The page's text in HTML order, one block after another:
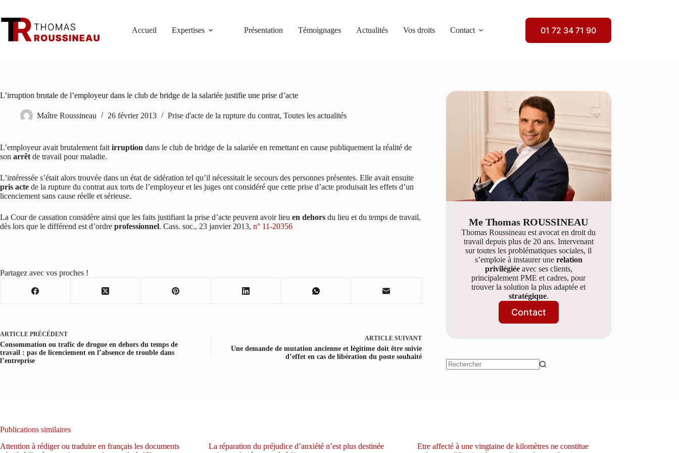
contenu
Accueil
Expertises Présentation Témoignages Actualités Vos droits Contact 01 72 34 71 90
L’irruption brutale de l’employeur dans le club de bridge de la salariée justifie une prise d’acte
Maître Roussineau 26 février 2013 Prise d'acte de la rupture du contrat, Toutes les actualités
L’employeur avait brutalement fait irruption dans le club de bridge de la salariée en remettant en cause publiquement la réalité de
son arrêt de travail pour maladie.
L’intéressée s’était alors trouvée dans un état de sidération tel qu’il nécessitait le secours des personnes présentes. Elle avait ensuite
pris acte de la rupture du contrat aux torts de l’employeur et les juges ont considéré que cette prise d’acte produisait les effets d’un
licenciement sans cause réelle et sérieuse.
La Cour de cassation considère ainsi que les faits justifiant la prise d’acte peuvent avoir lieu en dehors du lieu et du temps de travail,
dès lors que le différend est d’ordre professionnel. Cass. soc., 23 janvier 2013, n° 11-20356
Partagez avec vos proches !
ARTICLE PRÉCÉDENT
Consommation ou trafic de drogue en dehors du temps de
travail : pas de licenciement en l’absence de trouble dans
l’entreprise
ARTICLESUIVANT
Une demande de mutation ancienne et légitime doit être suivie
d’effet en cas de libération du poste souhaité
Me Thomas ROUSSINEAU
Thomas Roussineau est avocat en droit du
travail depuis plus de 20 ans. Intervenant
sur toutes les problématiques sociales, il
s’emploie à instaurer une relation
privilégiéeavec ses clients,
principalement PME et cadres, pour
trouver la solution la plus adaptée et
stratégique.
Contact
Publications similaires
Attention à rédiger ou traduire en français les documents
La réparation du préjudice d’anxiété n’est plus destinée
Etre affecté à une vingtaine de kilomètres ne constitue